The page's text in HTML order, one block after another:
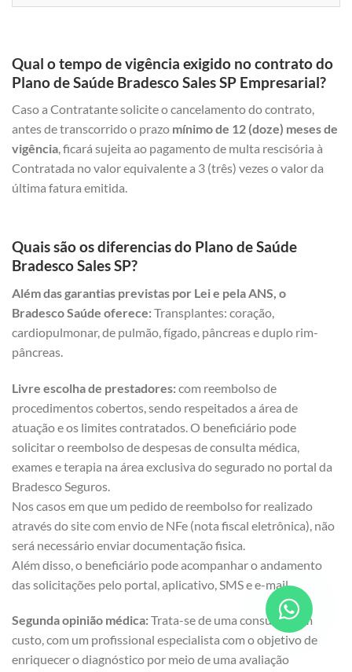
Qual o tempo de vigência exigido no contrato do
Plano de Saúde Bradesco Sales SP Empresarial?
Caso a Contratante solicite o cancelamento do contrato,
antes de transcorrido o prazo mínimo de 12 (doze) meses de
vigência, ficará sujeita ao pagamento de multa rescisória à
Contratada no valor equivalente a 3 (três) vezes o valor da
última fatura emitida.
Quais são os diferencias do Plano de Saúde
Bradesco Sales SP?
Além das garantias previstas por Lei e pela ANS, o
Bradesco Saúde oferece:Transplantes: coração,
cardiopulmonar, de pulmão, fígado, pâncreas e duplo rim-
pâncreas.
Livre escolha de prestadores:com reembolso de
procedimentos cobertos, sendo respeitados a área de
atuação e os limites contratados. O beneficiário pode
solicitar o reembolso de despesas de consulta médica,
exames e terapia na área exclusiva do segurado no portal da
Bradesco Seguros.
Nos casos em que um pedido de reembolso for realizado
através do site com envio de NFe (nota fiscal eletrônica), não
será necessário enviar documentação fisica.
Além disso, o beneficiário pode acompanhar o andamento
das solicitações pelo portal, aplicativo, SMS e e-mail.
Segunda opinião médica:Trata-se de uma consulta, sem
custo, com um profissional especialista com o objetivo de
enriquecer o diagnóstico por meio de uma avaliação